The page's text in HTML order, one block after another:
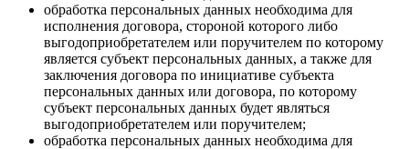
обработка персональных данных необходима для
исполнения договора, стороной которого либо
выгодоприобретателем или поручителем по которому
является субъект персональных данных, а также для
заключения договора по инициативе субъекта
персональных данных или договора, по которому
субъект персональных данных будет являться
выгодоприобретателем или поручителем;
обработка персональных данных необходима для